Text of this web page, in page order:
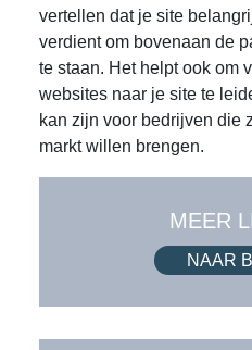
vertellen dat je site
verdient om bovenaan de
te staan. Het helpt ook om
websites naar je site te
kan zijn voor bedrijven die
markt willen brengen.
MEER
NAAR